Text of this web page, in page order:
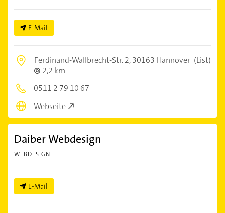
E-Mail
Ferdinand-Wallbrecht-Str. 2,30163 Hannover (List)
2,2 km
0511 2 79 10 67
Webseite
Daiber Webdesign
WEBDESIGN
E-Mail